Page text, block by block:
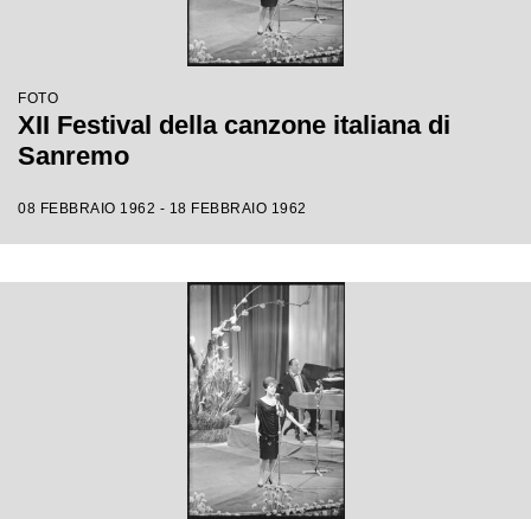
FOTO
XII Festival della canzone italiana di
Sanremo
08 FEBBRAIO 1962 - 18 FEBBRAIO 1962